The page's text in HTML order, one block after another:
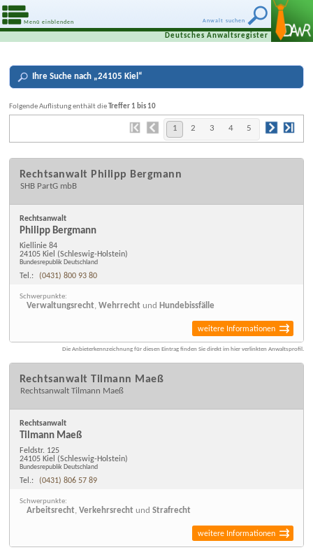
Anwalt suchen
Menü einblenden
Deutsches Anwaltsregister
IhreSuche nach „24105 Kiel “
Folgende Auflistung enthält die Treffer 1 bis 10
1 2 3 4 5
Rechtsanwalt Philipp Bergmann
SHB PartG mbB
Rechtsanwalt
Philipp Bergmann
Kiellinie 84
24105 Kiel (Schleswig-Holstein)
Bundesrepublik Deutschland
Tel.: (0431) 800 93 80
Schwerpunkte:
Verwaltungsrecht,Wehrrecht und Hundebissfälle
weitere Informationen
Die Anbieterkennzeichnung für diesen Eintrag finden Sie direkt im hier verlinkten Anwaltsprofil.
Rechtsanwalt Tilmann Maeß
Rechtsanwalt Tilmann Maeß
Rechtsanwalt
Tilmann Maeß
Feldstr. 125
24105 Kiel (Schleswig-Holstein)
Bundesrepublik Deutschland
Tel.: (0431) 806 57 89
Schwerpunkte:
Arbeitsrecht,Verkehrsrecht undStrafrecht
weitere Informationen